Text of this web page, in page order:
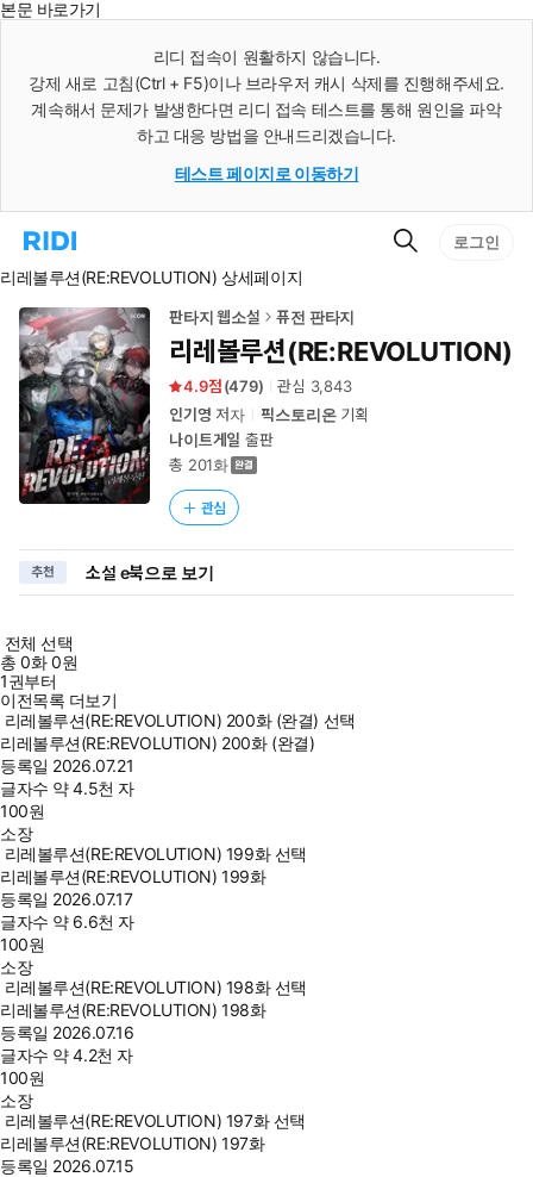
본문 바로가기
리디 접속이 원활하지 않습니다.
강제 새로 고침(Ctrl + F5)이나 브라우저 캐시 삭제를 진행해주세요.
계속해서 문제가 발생한다면 리디 접속 테스트를 통해 원인을 파악
하고 대응 방법을 안내드리겠습니다.
테스트 페이지로 이동하기
리
홈
로
이
동
검
로그인
리레볼루션(RE:REVOLUTION) 상세페이지
판타지 웹소설 퓨전 판타지
리레볼루션(RE:REVOLUTION)
4.9 (479) 관심 3,843
인기영 저자 픽스토리온기획
나이트게일 출판
총 201화
관심
추천 소설 e북으로 보기
전체 선택
총0화0원
1권부터
이전목록 더보기
리레볼루션(RE:REVOLUTION) 200화 (완결) 선택
리레볼루션(RE:REVOLUTION) 200화 (완결)
등록일 2026.07.21
글자수 약 4.5천 자
100원
소장
리레볼루션(RE:REVOLUTION) 199화 선택
리레볼루션(RE:REVOLUTION) 199화
등록일 2026.07.17
글자수 약 6.6천 자
100원
소장
리레볼루션(RE:REVOLUTION) 198화 선택
리레볼루션(RE:REVOLUTION) 198화
등록일 2026.07.16
글자수 약 4.2천 자
100원
소장
리레볼루션(RE:REVOLUTION) 197화 선택
리레볼루션(RE:REVOLUTION) 197화
등록일 2026.07.15